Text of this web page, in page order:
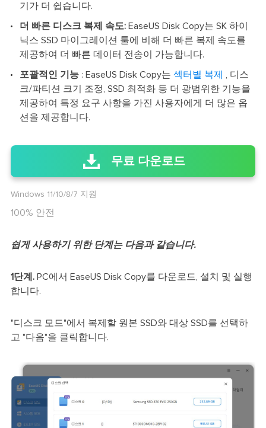
기가 더 쉽습니다.
더 빠른 디스크 복제 속도:EaseUS Disk Copy는 SK 하이
닉스 SSD 마이그레이션 툴에 비해 더 빠른 복제 속도를
제공하여 더 빠른 데이터 전송이 가능합니다.
포괄적인 기능: EaseUS Disk Copy는 섹터별 복제
, 디스
크/파티션 크기 조정, SSD 최적화 등 더 광범위한 기능을
제공하여 특정 요구 사항을 가진 사용자에게 더 많은 옵
션을 제공합니다.
무료 다운로드
Windows 11/10/8/7 지원
100% 안전
쉽게 사용하기 위한 단계는 다음과 같습니다.
1단계. PC에서 EaseUS Disk Copy를 다운로드, 설치 및 실행
합니다.
"디스크 모드"에서 복제할 원본 SSD와 대상 SSD를 선택하
고 "다음"을 클릭합니다.